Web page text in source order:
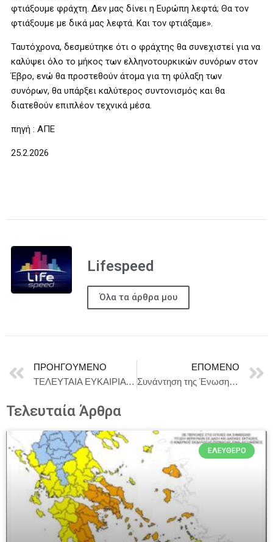
φτιάξουμε φράχτη. Δεν μας δίνει η Ευρώπη λεφτά; Θα τον
φτιάξουμε με δικά μας λεφτά. Και τον φτιάξαμε».
Ταυτόχρονα, δεσμεύτηκε ότι ο φράχτης θα συνεχιστεί για να
καλύψει όλο το μήκος των ελληνοτουρκικών συνόρων στον
Έβρο, ενώ θα προστεθούν άτομα για τη φύλαξη των
συνόρων, θα υπάρξει καλύτερος συντονισμός και θα
διατεθούν επιπλέον τεχνικά μέσα.
πηγή : ΑΠΕ
25.2.2026
Lifespeed
Όλα τα άρθρα μου
ΠΡΟΗΓΟΎΜΕΝΟ
ΤΕΛΕΥΤΑΙΑ ΕΥΚΑΙΡΙΑ για τις 3 παραστάσεις: “ΗΜΕΡΗ – Η ΑΝΑΤΟΜΙΑ ΜΙΑΣ ΠΤΩΣΗΣ” + “ΑΣΤΕΡΟΣΚΟΝΗ” + “ΧΑΜΕΝΗ ΑΝΟΙΞΗ”
ΕΠΌΜΕΝΟ
Συνάντηση της Ένωσης Συντακτών Επαρχιακού Τύπου με τον Πρέσβη της Πολωνίας
Τελευταία Άρθρα
ΕΛΕΎΘΕΡΟ